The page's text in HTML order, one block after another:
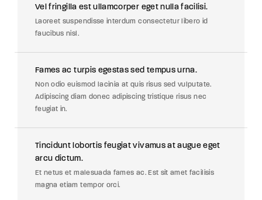
Vel fringilla est ullamcorper eget nulla facilisi.
Laoreet suspendisse interdum consectetur libero id
faucibus nisl.
Fames ac turpis egestas sed tempus urna.
Non odio euismod lacinia at quis risus sed vulputate.
Adipiscing diam donec adipiscing tristique risus nec
feugiat in.
Tincidunt lobortis feugiat vivamus at augue eget
arcu dictum.
Et netus et malesuada fames ac. Est sit amet facilisis
magna etiam tempor orci.